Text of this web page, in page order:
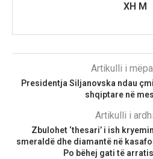
XH M
Artikulli i
Presidentja Siljanovska ndau
shqiptare në
Artikulli i
Zbulohet ‘thesari’ i ish
smeraldë dhe diamantë në
Po bëhej gati të